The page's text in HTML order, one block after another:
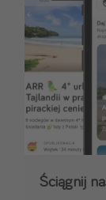
Ściągnij
Dołącz